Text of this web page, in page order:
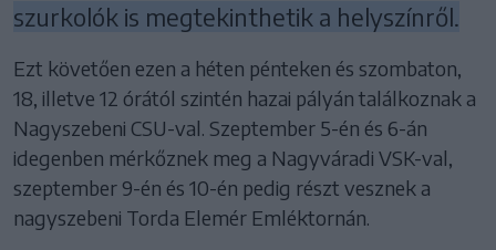
szurkolók is megtekinthetik a helyszínről.
Ezt követően ezen a héten pénteken és szombaton,
18, illetve 12 órától szintén hazai pályán találkoznak a
Nagyszebeni CSU-val. Szeptember 5-én és 6-án
idegenben mérkőznek meg a Nagyváradi VSK-val,
szeptember 9-én és 10-én pedig részt vesznek a
nagyszebeni Torda Elemér Emléktornán.